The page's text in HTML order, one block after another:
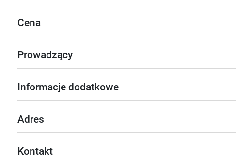
Cena
Prowadzący
Informacje dodatkowe
Adres
Kontakt